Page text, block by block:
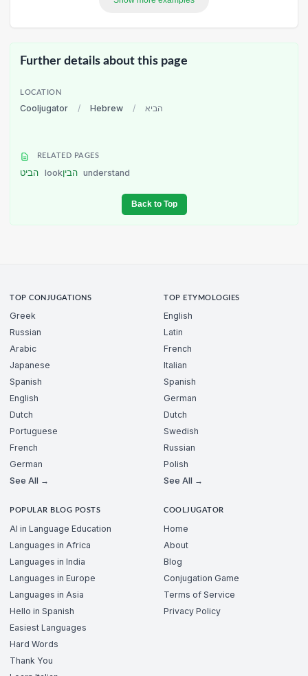
Further details about this page
LOCATION
Cooljugator / Hebrew / הביא
RELATED PAGES
look הבין understand
Back to Top
TOP CONJUGATIONS
Greek
Russian
Arabic
Japanese
Spanish
English
Dutch
Portuguese
French
German
See All →
TOP ETYMOLOGIES
English
Latin
French
Italian
Spanish
German
Dutch
Swedish
Russian
Polish
See All →
POPULAR BLOG POSTS
AI in Language Education
Languages in Africa
Languages in India
Languages in Europe
Languages in Asia
Hello in Spanish
Easiest Languages
Hard Words
Thank You
COOLJUGATOR
Home
About
Blog
Conjugation Game
Terms of Service
Privacy Policy